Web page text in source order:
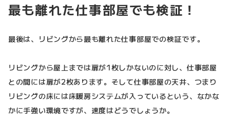
最も離れた仕事部屋でも検証！
最後は、リビングから最も離れた仕事部屋での検証です。
リビングから屋上までは扉が1枚しかないのに対し、仕事部屋
との間には扉が2枚あります。そして仕事部屋の天井、つまり
リビングの床には床暖房システムが入っているという、なかな
かに手強い環境ですが、速度はどうでしょうか。